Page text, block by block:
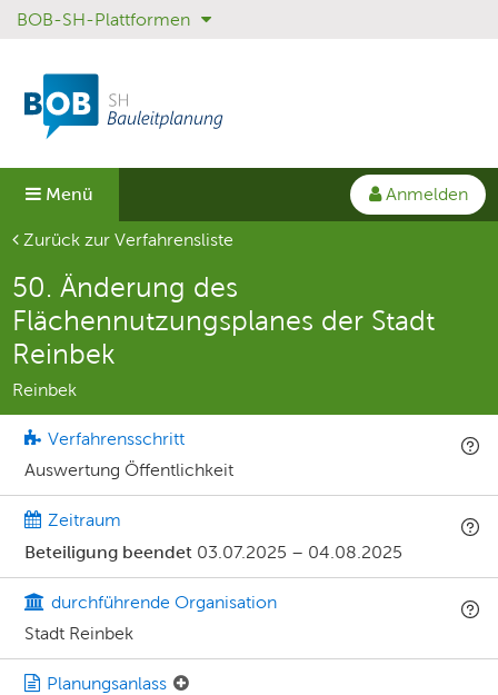
Sprungmenü
Direkt
Hauptnavigation
springen
Direkt
Inhalt
springen
BOB-SH-Plattformen
Menü
Anmelden
Aktuelle Seite
Zurück zur Verfahrensliste
50. Änderung des
Flächennutzungsplanes der Stadt
Reinbek
Reinbek
Verfahrensschritt
Auswertung Öffentlichkeit
Zeitraum
Beteiligung beendet 03.07.2025 – 04.08.2025
durchführende Organisation
Stadt Reinbek
Planungsanlass